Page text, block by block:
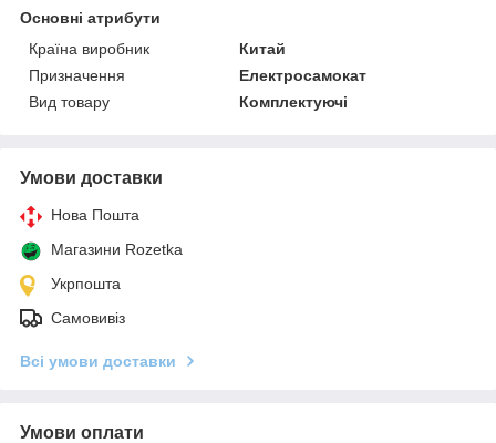
Основні атрибути
Країна виробник
Китай
Призначення
Електросамокат
Вид товару
Комплектуючі
Умови доставки
Нова Пошта
Магазини Rozetka
Укрпошта
Самовивіз
Всі умови доставки
Умови оплати